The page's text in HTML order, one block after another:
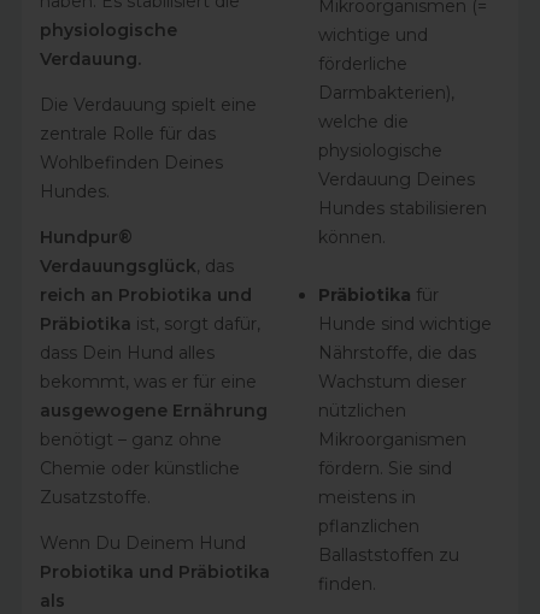
physiologische
Verdauung.
Die Verdauung spielt eine
zentrale Rolle für das
Wohlbefinden Deines
Hundes.
Hundpur®
Verdauungsglück, das
reich an Probiotika und
Präbiotika ist, sorgt dafür,
dass Dein Hund alles
bekommt, was er für eine
ausgewogene Ernährung
benötigt – ganz ohne
Chemie oder künstliche
Zusatzstoffe.
Wenn Du Deinem Hund
Probiotika und Präbiotika
als
Mikroorganismen (=
wichtige und
förderliche
Darmbakterien),
welche die
physiologische
Verdauung Deines
Hundes stabilisieren
können.
Präbiotika für
Hunde sind wichtige
Nährstoffe, die das
Wachstum dieser
nützlichen
Mikroorganismen
fördern. Sie sind
meistens in
pflanzlichen
Ballaststoffen zu
finden.